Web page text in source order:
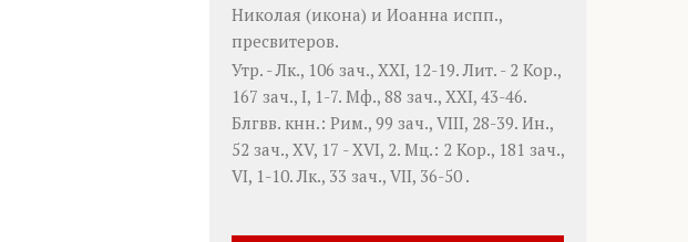
Николая (икона) и Иоанна испп.,
пресвитеров.
Утр. -Лк., 106 зач., XXI, 12-19.Лит. - 2 Кор.,
167 зач., I, 1-7. Мф., 88 зач., XXI, 43-46.
Блгвв. кнн.: Рим., 99 зач., VIII, 28-39. Ин.,
52 зач., XV, 17 - XVI, 2. Мц.: 2 Кор., 181 зач.,
VI, 1-10. Лк., 33 зач., VII, 36-50 .